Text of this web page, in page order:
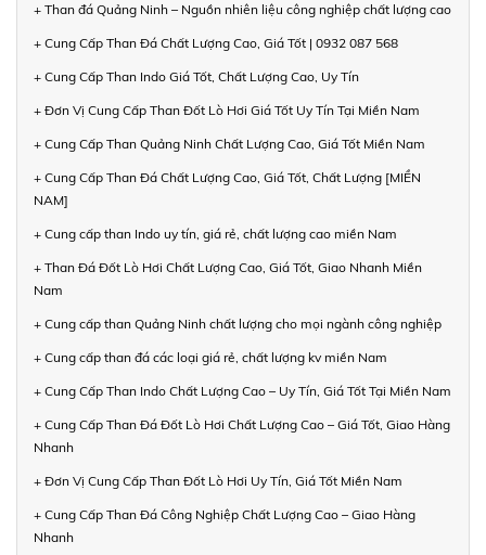
+ Than đá Quảng Ninh – Nguồn nhiên liệu công nghiệp chất lượng cao
+ Cung Cấp Than Đá Chất Lượng Cao, Giá Tốt | 0932 087 568
+ Cung Cấp Than Indo Giá Tốt, Chất Lượng Cao, Uy Tín
+ Đơn Vị Cung Cấp Than Đốt Lò Hơi Giá Tốt Uy Tín Tại Miền Nam
+ Cung Cấp Than Quảng Ninh Chất Lượng Cao, Giá Tốt Miền Nam
+ Cung Cấp Than Đá Chất Lượng Cao, Giá Tốt, Chất Lượng [MIỀN
NAM]
+ Cung cấp than Indo uy tín, giá rẻ, chất lượng cao miền Nam
+ Than Đá Đốt Lò Hơi Chất Lượng Cao, Giá Tốt, Giao Nhanh Miền
Nam
+ Cung cấp than Quảng Ninh chất lượng cho mọi ngành công nghiệp
+ Cung cấp than đá các loại giá rẻ, chất lượng kv miền Nam
+ Cung Cấp Than Indo Chất Lượng Cao – Uy Tín, Giá Tốt Tại Miền Nam
+ Cung Cấp Than Đá Đốt Lò Hơi Chất Lượng Cao – Giá Tốt, Giao Hàng
Nhanh
+ Đơn Vị Cung Cấp Than Đốt Lò Hơi Uy Tín, Giá Tốt Miền Nam
+ Cung Cấp Than Đá Công Nghiệp Chất Lượng Cao – Giao Hàng
Nhanh